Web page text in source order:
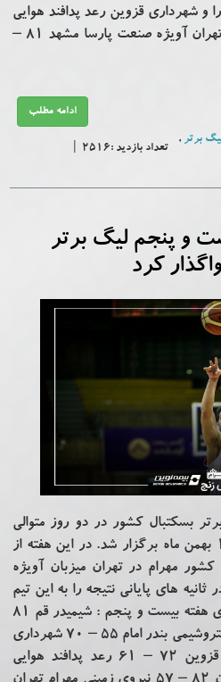
۷۴ – ۷۱ شورا و شهرداری قزوین رعد پدافند هوایی
شهرکرد ۴۹ – ۶۳ مهرام تهران آویژه صنعت پارسا مشهد ۸۱ –
ادامه مطلب
برتر ,
تعداد بازدید :2516 |
و پنجم لیگ برتر
کرد
بسکتبال کشور در دو روز متوالی
پنجشنبه و جمعه 17 و 18 بهمن ماه برگزار شد. در این هفته از
مهرام در تهران میزبان آویژه
های پایانی نتیجه را به این تیم
واگذار کرد. نتیجه بازی های هفته بیست و پنجم : شیمیدر قم ۸۱
– ۸۵ پالایش نفت آبادان پتروشیمی بندر امام ۵۵ – ۷۰ شهرداری
گرگان شورا و شهرداری قزوین ۷۲ – ۶۱ رعد پدافند هوایی